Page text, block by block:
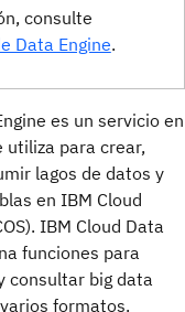
consulte
Data Engine.
es un servicio en
utiliza para crear,
lagos de datos y
en IBM Cloud
IBM Cloud Data
funciones para
consultar big data
formatos.